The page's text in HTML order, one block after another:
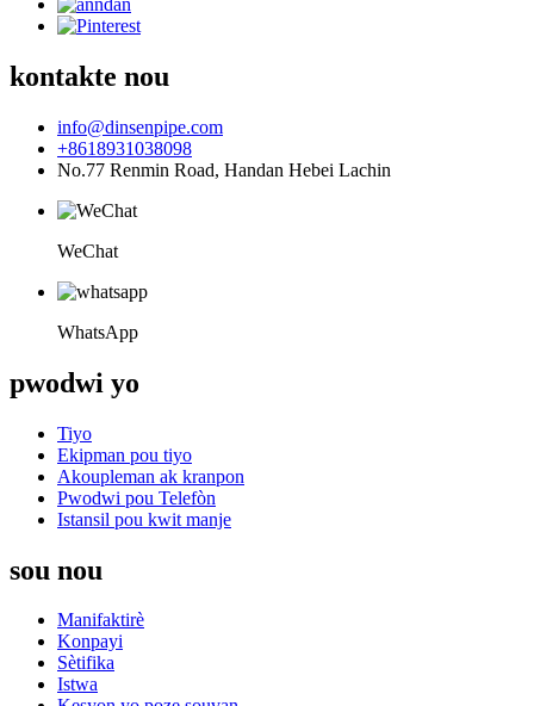
kontakte nou
info@dinsenpipe.com
+8618931038098
No.77 Renmin Road, Handan Hebei Lachin
WeChat
WhatsApp
pwodwi yo
Tiyo
Ekipman pou tiyo
Akoupleman ak kranpon
Pwodwi pou Telefòn
Istansil pou kwit manje
sou nou
Manifaktirè
Konpayi
Sètifika
Istwa